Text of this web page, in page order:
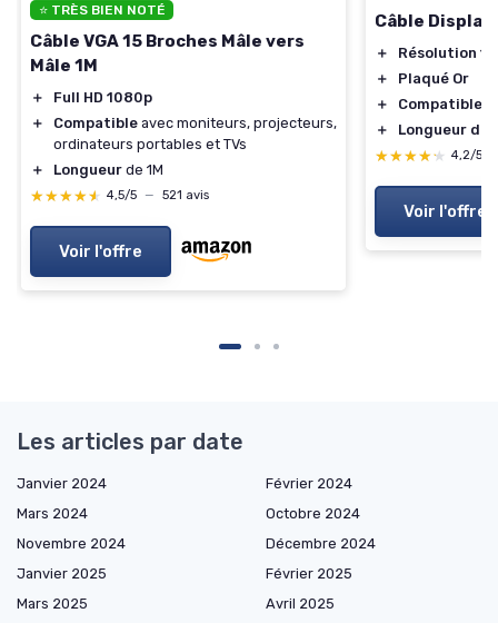
⭐ TRÈS BIEN NOTÉ
Câble VGA 15 Broches Mâle vers
Mâle 1M
＋
Full HD 1080p
＋
Compatible avec moniteurs, projecteurs,
ordinateurs portables et TVs
＋
Longueur de 1M
★★★★★
★★★★★ 4,5/5 — 521 avis
Voir l'offre
Câble
＋
Résolution
＋
Plaqué Or
＋
Compatible
＋
Longueur de
★★★★★
★★★★★ 4,2/5
Voir l'offre
Les articles par date
Janvier 2024
Février 2024
Mars 2024
Octobre 2024
Novembre 2024
Décembre 2024
Janvier 2025
Février 2025
Mars 2025
Avril 2025